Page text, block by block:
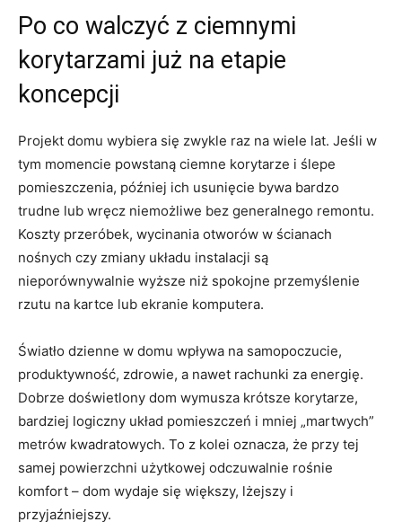
Po co walczyć z ciemnymi
korytarzami już na etapie
koncepcji
Projekt domu wybiera się zwykle raz na wiele lat. Jeśli w
tym momencie powstaną ciemne korytarze i ślepe
pomieszczenia, później ich usunięcie bywa bardzo
trudne lub wręcz niemożliwe bez generalnego remontu.
Koszty przeróbek, wycinania otworów w ścianach
nośnych czy zmiany układu instalacji są
nieporównywalnie wyższe niż spokojne przemyślenie
rzutu na kartce lub ekranie komputera.
Światło dzienne w domu wpływa na samopoczucie,
produktywność, zdrowie, a nawet rachunki za energię.
Dobrze doświetlony dom wymusza krótsze korytarze,
bardziej logiczny układ pomieszczeń i mniej „martwych”
metrów kwadratowych. To z kolei oznacza, że przy tej
samej powierzchni użytkowej odczuwalnie rośnie
komfort – dom wydaje się większy, lżejszy i
przyjaźniejszy.